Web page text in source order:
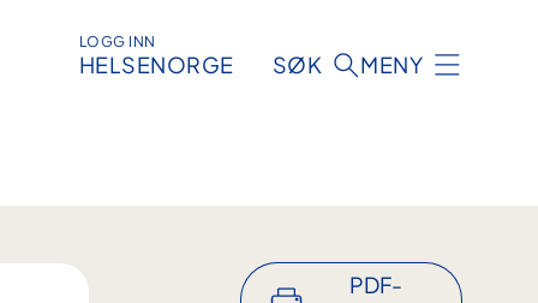
LOGG INN
HELSENORGE SØK MENY
PDF-